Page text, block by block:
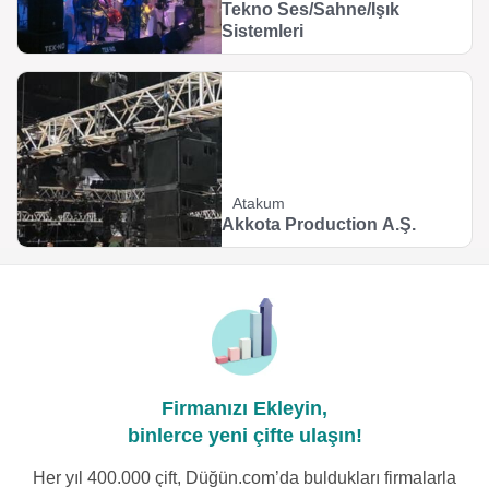
Tekno Ses/Sahne/Işık
Sistemleri
Atakum
Akkota Production A.Ş.
Firmanızı Ekleyin,
binlerce yeni çifte ulaşın!
Her yıl 400.000 çift, Düğün.com’da buldukları firmalarla